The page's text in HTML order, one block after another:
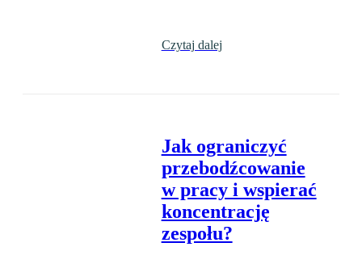
Czytaj dalej
Jak ograniczyć
przebodźcowanie
w pracy i wspierać
koncentrację
zespołu?